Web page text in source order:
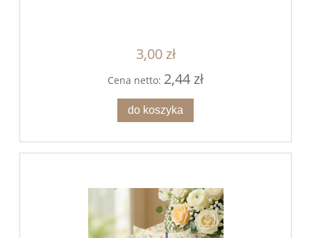
3,00 zł
Cena netto: 2,44 zł
do koszyka